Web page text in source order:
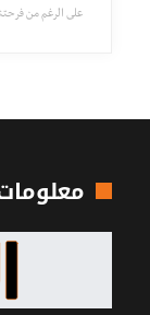
على الرغم من